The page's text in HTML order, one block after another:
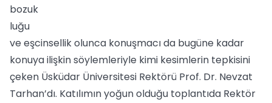
bozuk
luğu
ve eşcinsellik olunca konuşmacı da bugüne kadar
konuya ilişkin söylemleriyle kimi kesimlerin tepkisini
çeken Üsküdar Üniversitesi Rektörü Prof. Dr. Nevzat
Tarhan’dı. Katılımın yoğun olduğu toplantıda Rektör